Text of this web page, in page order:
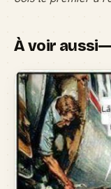
À voir aussi